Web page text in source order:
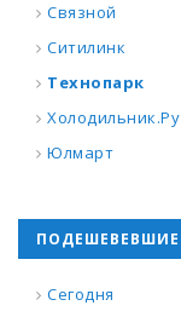
Связной
Ситилинк
Технопарк
Холодильник.Ру
Юлмарт
ПОДЕШЕВЕВШИЕ
Сегодня